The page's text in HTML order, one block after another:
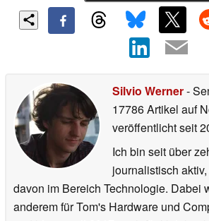
Silvio Werner-
17786 Artikel auf
veröffentlichtseit
Ich bin seit über
journalistisch
davon im Bereich Technologie. Dabei
anderem für Tom's Hardware und